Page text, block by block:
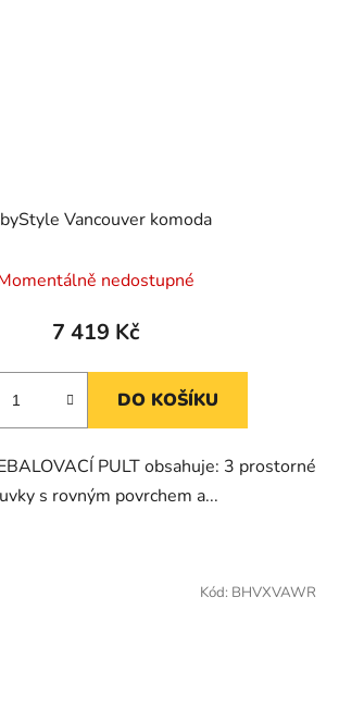
Vancouver komoda
nedostupné
7 419 Kč
DO KOŠÍKU
PULT obsahuje: 3 prostorné
s rovným povrchem a...
Kód: BHVXVAWR